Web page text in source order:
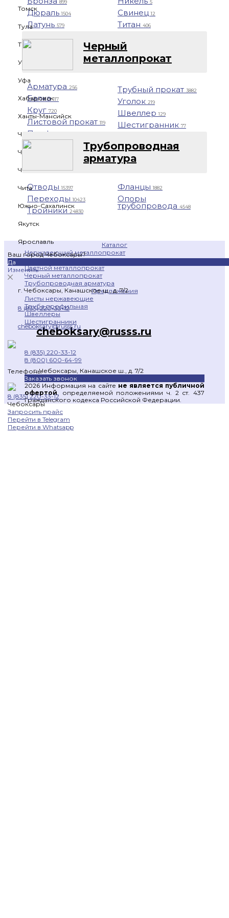
Томск
Тула
Тюмень
Ульяновск
Уфа
Хабаровск
Ханты-Мансийск
Чебоксары
Челябинск
Череповец
Чита
Южно-Сахалинск
Якутск
Ярославль
Ваш город Чебоксары?
Да
Изменить
г. Чебоксары, Канашское ш., д. 7/2
8 (835) 220-33-12
cheboksary@russs.ru
Телефоны
8 (835) 220-33-12
Чебоксары
Запросить прайс
Перейти в Telegram
Перейти в Whatsapp
899
Дюраль1504
Латунь 579
5
Свинец12
Титан 406
Черный
металлопрокат
Арматура 256
Балка117
Круг 720
Листовой прокат119
Профнастил
Трубный прокат 3882
Уголок 219
Швеллер129
Шестигранник 77
Трубопроводная
арматура
Отводы15397
Переходы10423
Тройники24830
Фланцы1882
Опоры
трубопровода 4548
Каталог
Нержавеющий металлопрокат
Оцинкованный металлопрокат
Цветной металлопрокат
Черный металлопрокат
Трубопроводная арматура
Предложения
Листы нержавеющие
Труба профильная
Швеллеры
Шестигранники
cheboksary@russs.ru
8 (835) 220-33-12
8 (800) 600-64-99
г. Чебоксары, Канашское ш., д. 7/2
Заказать звонок
2026 Информация на сайте не является публичной
офертой , определяемой положениями ч. 2 ст. 437
Гражданского кодекса Российской Федерации.